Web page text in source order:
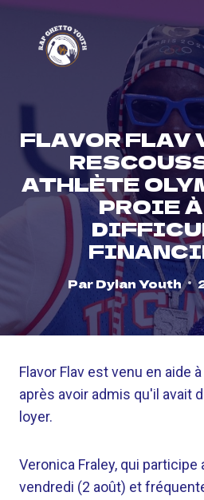
content
FLAVOR FLAV
ATHLÈTE
PROIE
ParDylan Youth
Flavor Flav est venu en aide
après avoir admis qu'il avait
loyer.
Veronica Fraley, qui participe
vendredi (2 août) et